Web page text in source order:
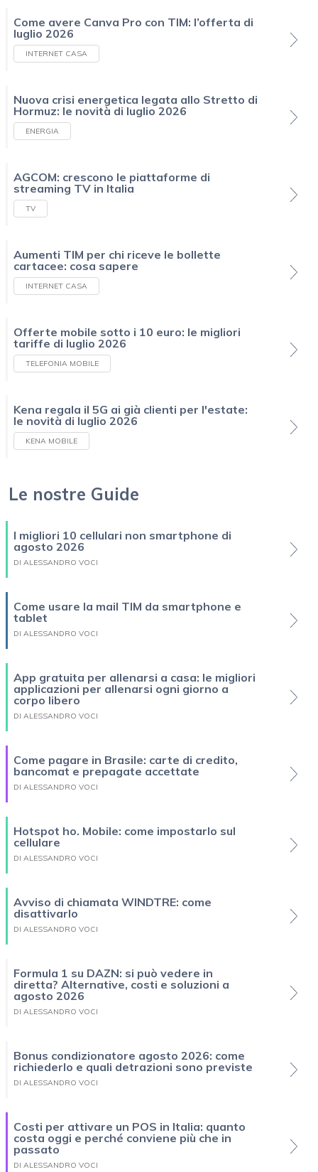
Come avere Canva Pro con TIM: l’offerta di
luglio 2026
INTERNET CASA
Nuova crisi energetica legata allo Stretto di
Hormuz: le novità di luglio 2026
ENERGIA
AGCOM: crescono le piattaforme di
streaming TV in Italia
TV
Aumenti TIM per chi riceve le bollette
cartacee: cosa sapere
INTERNET CASA
Offerte mobile sotto i 10 euro: le migliori
tariffe di luglio 2026
TELEFONIA MOBILE
Kena regala il 5G ai già clienti per l'estate:
le novità di luglio 2026
KENA MOBILE
Le nostre Guide
I migliori 10 cellulari non smartphone di
agosto 2026
DI ALESSANDRO VOCI
Come usare la mail TIM da smartphone e
tablet
DI ALESSANDRO VOCI
App gratuita per allenarsi a casa: le migliori
applicazioni per allenarsi ogni giorno a
corpo libero
DI ALESSANDRO VOCI
Come pagare in Brasile: carte di credito,
bancomat e prepagate accettate
DI ALESSANDRO VOCI
Hotspot ho. Mobile: come impostarlo sul
cellulare
DI ALESSANDRO VOCI
Avviso di chiamata WINDTRE: come
disattivarlo
DI ALESSANDRO VOCI
Formula 1 su DAZN: si può vedere in
diretta? Alternative, costi e soluzioni a
agosto 2026
DI ALESSANDRO VOCI
Bonus condizionatore agosto 2026: come
richiederlo e quali detrazioni sono previste
DI ALESSANDRO VOCI
Costi per attivare un POS in Italia: quanto
costa oggi e perché conviene più che in
passato
DI ALESSANDRO VOCI